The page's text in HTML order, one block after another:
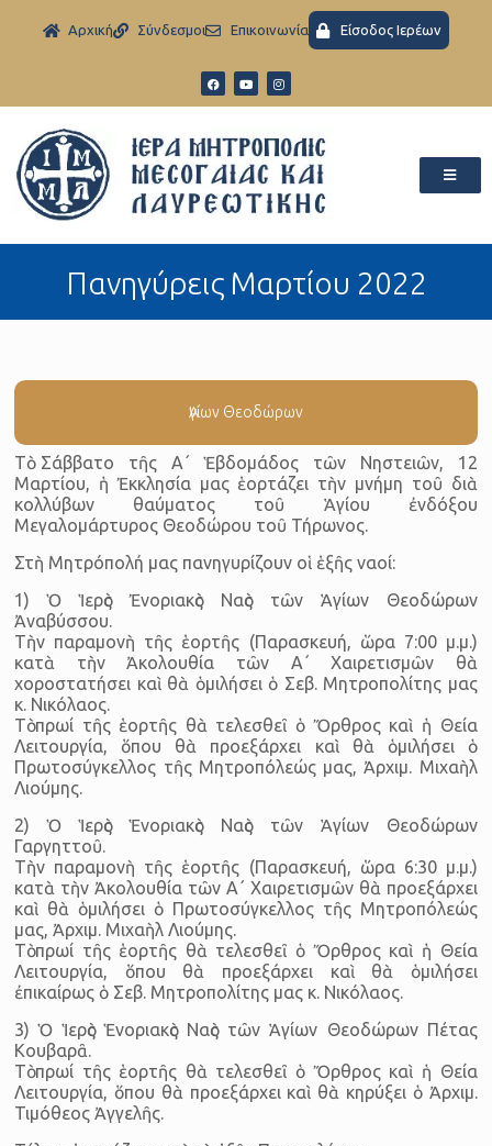
Aρχική Σύνδεσμοι Eπικοινωνία Είσοδος Ιερέων
Πανηγύρεις Μαρτίου 2022
Ἁγίων Θεοδώρων
Τὸ Σάββατο τῆς Α΄ Ἑβδομάδος τῶν Νηστειῶν, 12
Μαρτίου, ἡ Ἐκκλησία μας ἑορτάζει τὴν μνήμη τοῦ διὰ
κολλύβων θαύματος τοῦ Ἁγίου ἐνδόξου
Μεγαλομάρτυρος Θεοδώρου τοῦ Τήρωνος.
Στὴ Μητρόπολή μας πανηγυρίζουν οἱ ἑξῆς ναοί:
1) Ὁ Ἱερὸς Ἐνοριακὸς Ναὸς τῶν Ἁγίων Θεοδώρων
Ἀναβύσσου.
Τὴν παραμονὴ τῆς ἑορτῆς (Παρασκευή, ὥρα 7:00 μ.μ.)
κατὰ τὴν Ἀκολουθία τῶν Α΄ Χαιρετισμῶν θὰ
χοροστατήσει καὶ θὰ ὁμιλήσει ὁ Σεβ. Μητροπολίτης μας
κ. Νικόλαος.
Τὸ πρωί τῆς ἑορτῆς θὰ τελεσθεῖ ὁ Ὄρθρος καὶ ἡ Θεία
Λειτουργία, ὅπου θὰ προεξάρχει καὶ θὰ ὁμιλήσει ὁ
Πρωτοσύγκελλος τῆς Μητροπόλεώς μας, Ἀρχιμ. Μιχαὴλ
Λιούμης.
2) Ὁ Ἱερὸς Ἑνοριακὸς Ναὸς τῶν Ἁγίων Θεοδώρων
Γαργηττοῦ.
Τὴν παραμονὴ τῆς ἑορτῆς (Παρασκευή, ὥρα 6:30 μ.μ.)
κατὰ τὴν Ἀκολουθία τῶν Α΄ Χαιρετισμῶν θὰ προεξάρχει
καὶ θὰ ὁμιλήσει ὁ Πρωτοσύγκελλος τῆς Μητροπόλεώς
μας, Ἀρχιμ. Μιχαὴλ Λιούμης.
Τὸ πρωί τῆς ἑορτῆς θὰ τελεσθεῖ ὁ Ὄρθρος καὶ ἡ Θεία
Λειτουργία, ὅπου θὰ προεξάρχει καὶ θὰ ὁμιλήσει
ἐπικαίρως ὁ Σεβ. Μητροπολίτης μας κ. Νικόλαος.
3) Ὁ Ἱερὸς Ἑνοριακὸς Ναὸς τῶν Ἁγίων Θεοδώρων Πέτας
Κουβαρᾶ.
Τὸ πρωί τῆς ἑορτῆς θὰ τελεσθεῖ ὁ Ὄρθρος καὶ ἡ Θεία
Λειτουργία, ὅπου θὰ προεξάρχει καὶ θὰ κηρύξει ὁ Ἀρχιμ.
Τιμόθεος Ἀγγελῆς.